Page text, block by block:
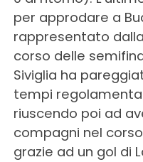
per approdare a
rappresentato
corso delle
Siviglia ha
tempi
riuscendo poi ad
compagni nel
grazie ad un gol di